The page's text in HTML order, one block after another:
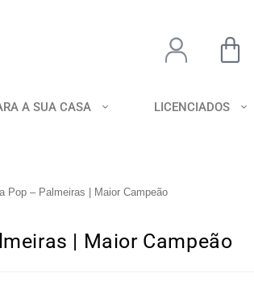
A SUA CASA LICENCIADOS
Pop – Palmeiras | Maior Campeão
| Maior Campeão